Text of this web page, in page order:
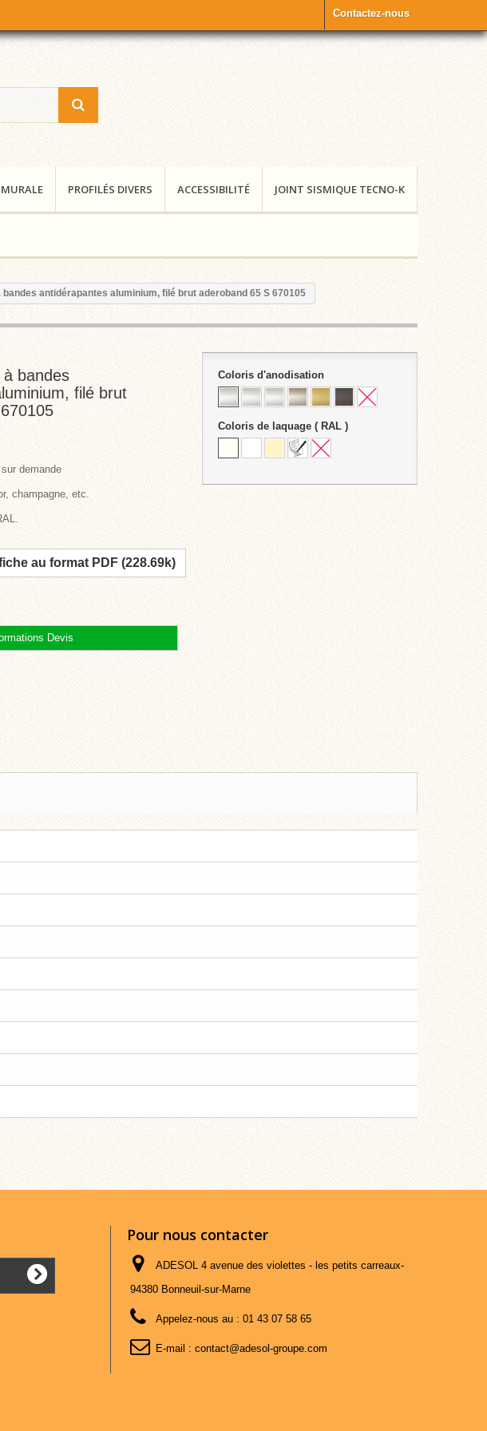
Contactez-nous
PROFILÉS DIVERS ACCESSIBILITÉ JOINT SISMIQUE TECNO-K
bandes antidérapantes aluminium, filé brut aderoband 65 S 670105
bandes
filé brut
demande
champagne, etc.
au format PDF (228.69k)
Devis
Coloris d'anodisation
Coloris de laquage ( RAL )
Pour nous contacter
ADESOL 4 avenue des violettes - les petits carreaux-
94380 Bonneuil-sur-Marne
Appelez-nous au : 01 43 07 58 65
E-mail : contact@adesol-groupe.com